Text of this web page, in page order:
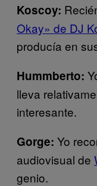
Koscoy:
Okay» de DJ
producía en
Hummberto:
lleva
interesante.
Gorge: Yo
audiovisual de
genio.